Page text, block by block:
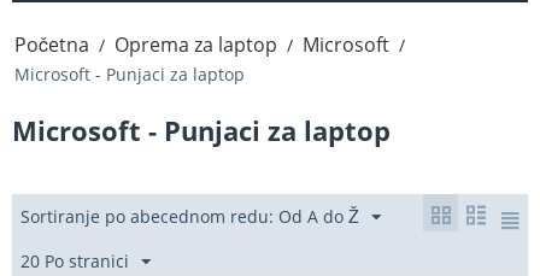
Početna / Oprema za laptop / Microsoft /
Microsoft - Punjaci za laptop
Microsoft - Punjaci za laptop
Sortiranje po abecednom redu: Od A do Ž
20 Po stranici